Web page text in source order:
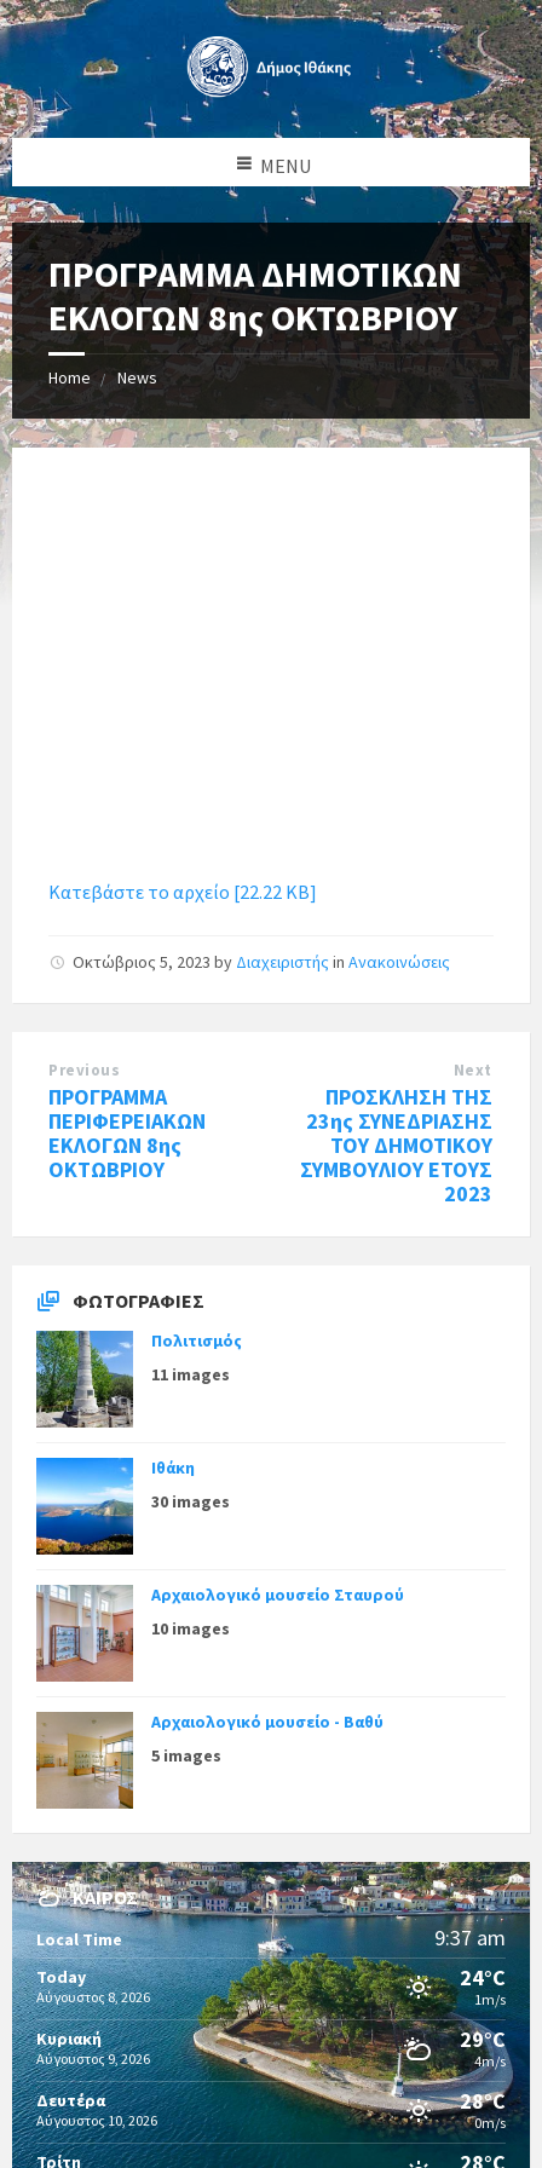
MENU
ΠΡΟΓΡΑΜΜΑ ΔΗΜΟΤΙΚΩΝ
ΕΚΛΟΓΩΝ 8ης ΟΚΤΩΒΡΙΟΥ
Home News
Κατεβάστε το αρχείο [22.22 KB]
Οκτώβριος 5, 2023 by Διαχειριστής in Ανακοινώσεις
Previous
ΠΡΟΓΡΑΜΜΑ
ΠΕΡΙΦΕΡΕΙΑΚΩΝ
ΕΚΛΟΓΩΝ 8ης
ΟΚΤΩΒΡΙΟΥ
Next
ΠΡΟΣΚΛΗΣΗ ΤΗΣ
23ης ΣΥΝΕΔΡΙΑΣΗΣ
ΤΟΥ ΔΗΜΟΤΙΚΟΥ
ΣΥΜΒΟΥΛΙΟΥ ΕΤΟΥΣ
2023
ΦΩΤΟΓΡΑΦΊΕΣ
Πολιτισμός
11 images
Ιθάκη
30 images
Αρχαιολογικό μουσείο Σταυρού
10 images
Αρχαιολογικό μουσείο - Βαθύ
5 images
ΚΑΙΡΌΣ
Local Time 9:37 am
Today
Αύγουστος 8, 2026
24°C
1m/s
Κυριακή
Αύγουστος 9, 2026
29°C
4m/s
Δευτέρα
Αύγουστος 10, 2026
28°C
0m/s
Τρίτη 28°C